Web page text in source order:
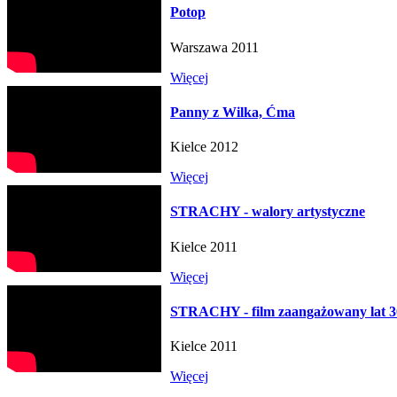
Potop
Warszawa 2011
Więcej
Panny z Wilka, Ćma
Kielce 2012
Więcej
STRACHY - walory artystyczne
Kielce 2011
Więcej
STRACHY - film zaangażowany lat
Kielce 2011
Więcej